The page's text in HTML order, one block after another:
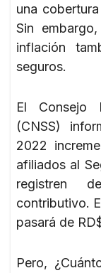
una
Sin
inflación
seguros.
El Consejo
(CNSS)
2022
afiliados al
registren
contributivo.
pasará de
Pero,